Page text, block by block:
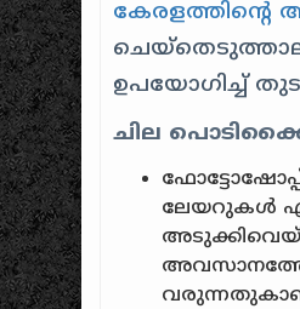
കേരളത്തിന്റെ
ഉപയോഗിച്ച്
ചില
ലേയറുകൾ